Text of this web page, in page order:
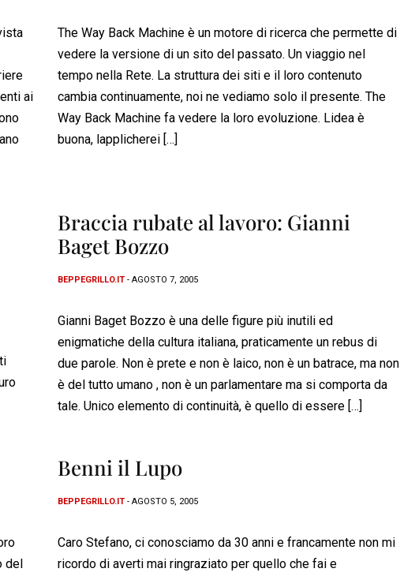
8
0
9
0
1
5
ai
The Way Back Machine è un motore di ricerca che permette di
vedere la versione di un sito del passato. Un viaggio nel
tempo nella Rete. La struttura dei siti e il loro contenuto
cambia continuamente, noi ne vediamo solo il presente. The
Way Back Machine fa vedere la loro evoluzione. Lidea è
buona, lapplicherei […]
Braccia rubate al lavoro: Gianni
Baget Bozzo
BEPPEGRILLO.IT- AGOSTO 7, 2005
Gianni Baget Bozzo è una delle figure più inutili ed
enigmatiche della cultura italiana, praticamente un rebus di
due parole. Non è prete e non è laico, non è un batrace, ma non
è del tutto umano , non è un parlamentare ma si comporta da
tale. Unico elemento di continuità, è quello di essere […]
del
Benni il Lupo
BEPPEGRILLO.IT- AGOSTO 5, 2005
Caro Stefano, ci conosciamo da 30 anni e francamente non mi
ricordo di averti mai ringraziato per quello che fai e